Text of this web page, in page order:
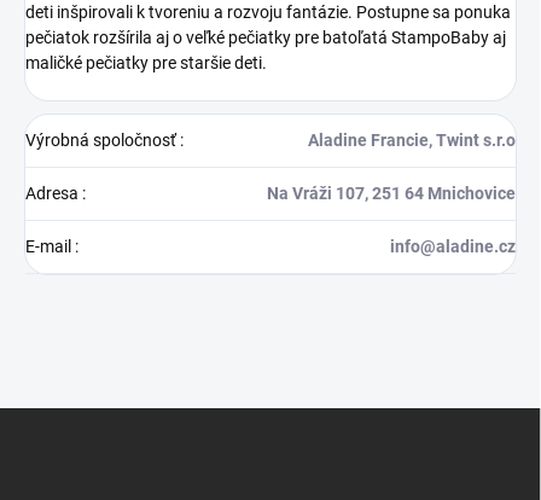
deti inšpirovali k tvoreniu a rozvoju fantázie. Postupne sa ponuka
pečiatok rozšírila aj o veľké pečiatky pre batoľatá StampoBaby aj
maličké pečiatky pre staršie deti.
Výrobná spoločnosť: Aladine Francie, Twint s.r.o
Adresa : Na Vráži 107, 251 64 Mnichovice
E-mail : info@aladine.cz